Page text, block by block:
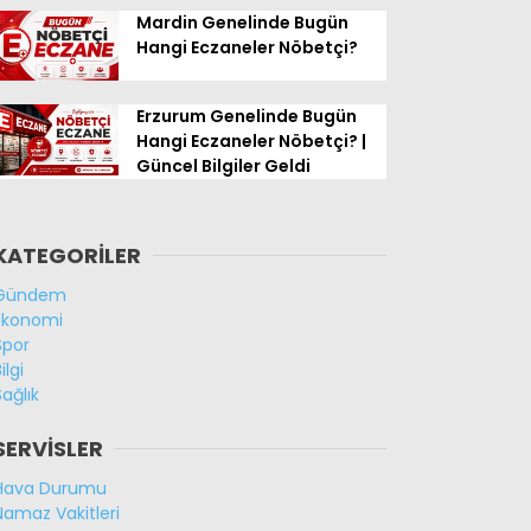
Mardin Genelinde Bugün
Hangi Eczaneler Nöbetçi?
Erzurum Genelinde Bugün
Hangi Eczaneler Nöbetçi? |
Güncel Bilgiler Geldi
Durumu
Vakitleri